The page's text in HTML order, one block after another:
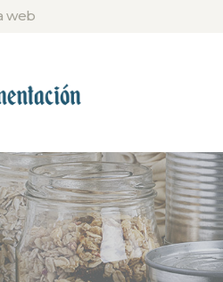
web